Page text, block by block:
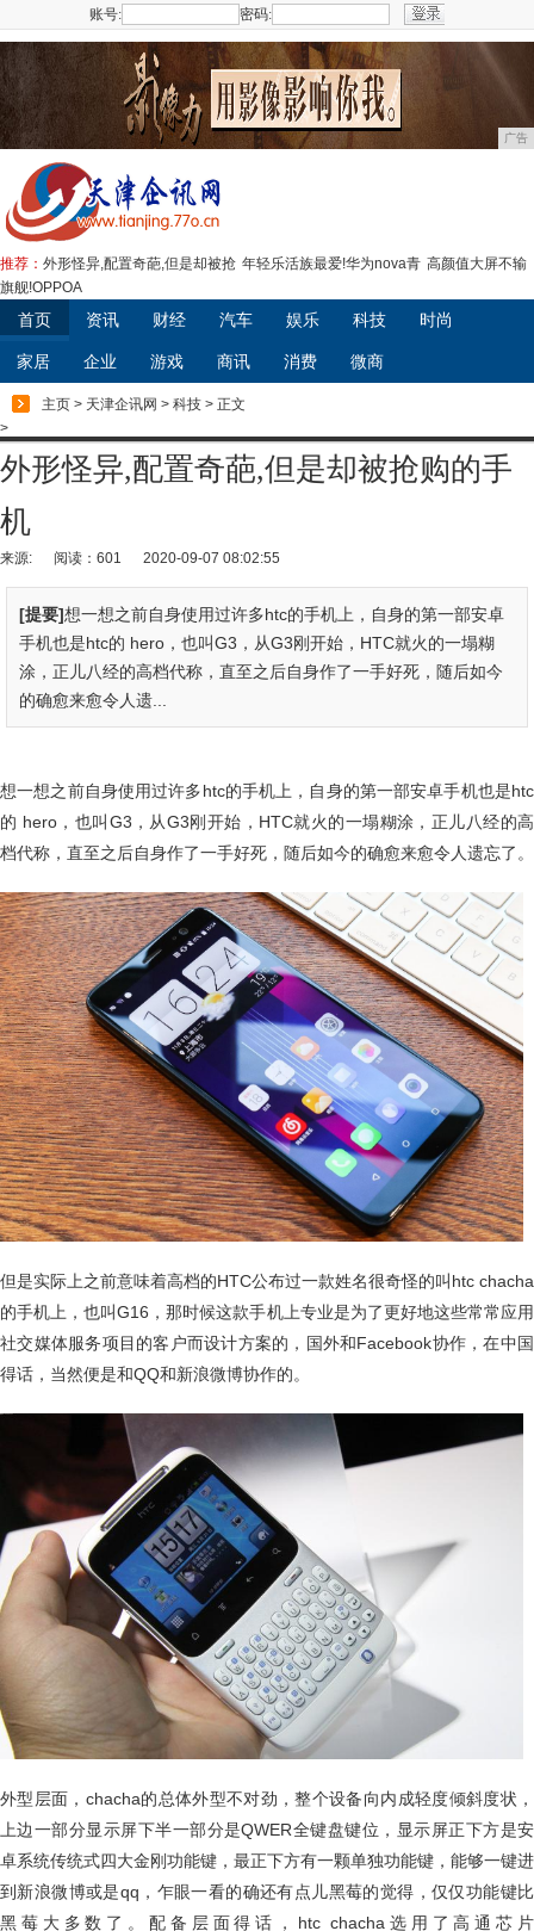
账号: 密码:
广告
推荐： 外形怪异,配置奇葩,但是却被抢 年轻乐活族最爱!华为nova青 高颜值大屏不输
旗舰!OPPOA
首页 资讯 财经 汽车 娱乐 科技 时尚
家居 企业 游戏 商讯 消费 微商
主页 > 天津企讯网 > 科技 > 正文
>
外形怪异,配置奇葩,但是却被抢购的手
机
来源: 阅读：601 2020-09-07 08:02:55
[提要]想一想之前自身使用过许多htc的手机上，自身的第一部安卓
手机也是htc的 hero，也叫G3，从G3刚开始，HTC就火的一塌糊
涂，正儿八经的高档代称，直至之后自身作了一手好死，随后如今
的确愈来愈令人遗...
想一想之前自身使用过许多htc的手机上，自身的第一部安卓手机也是htc
的 hero，也叫G3，从G3刚开始，HTC就火的一塌糊涂，正儿八经的高
档代称，直至之后自身作了一手好死，随后如今的确愈来愈令人遗忘了。
但是实际上之前意味着高档的HTC公布过一款姓名很奇怪的叫htc chacha
的手机上，也叫G16，那时候这款手机上专业是为了更好地这些常常应用
社交媒体服务项目的客户而设计方案的，国外和Facebook协作，在中国
得话，当然便是和QQ和新浪微博协作的。
外型层面，chacha的总体外型不对劲，整个设备向内成轻度倾斜度状，
上边一部分显示屏下半一部分是QWER全键盘键位，显示屏正下方是安
卓系统传统式四大金刚功能键，最正下方有一颗单独功能键，能够一键进
到新浪微博或是qq，乍眼一看的确还有点儿黑莓的觉得，仅仅功能键比
黑莓大多数了。配备层面得话，htc chacha选用了高通芯片